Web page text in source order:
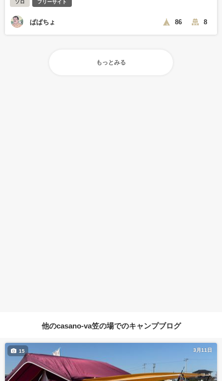
ソロ フリーサイト
ぱぱちょ 86 8
もっとみる
他のcasano-va笠の場でのキャンプブログ
3月11日
15